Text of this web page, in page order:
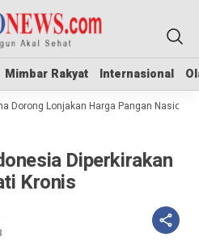
Mimbar Rakyat Internasional
Mimbar Rakyat Internasional
Lonjakan Harga Pangan Nasional
Diperkirakan
Kronis